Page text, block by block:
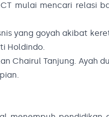
mulai mencari relasi
yang goyah akibat
Holdindo.
Chairul Tanjung. Ayah